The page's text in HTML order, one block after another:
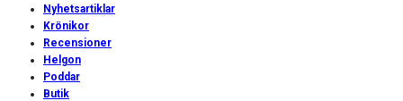
Nyhetsartiklar
Krönikor
Recensioner
Helgon
Poddar
Butik